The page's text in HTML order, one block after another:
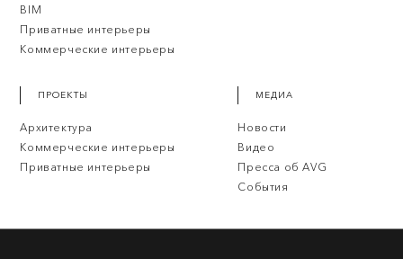
BIM
Приватные интерьеры
Коммерческие интерьеры
ПРОЕКТЫ
Архитектура
Коммерческие интерьеры
Приватные интерьеры
МЕДИА
Новости
Видео
Пресса об AVG
События